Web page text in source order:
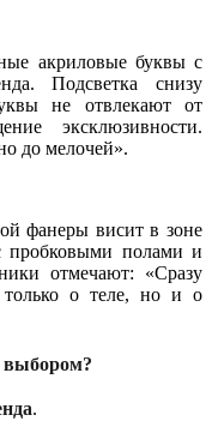
акриловые буквы с
Подсветка снизу
не отвлекают от
эксклюзивности.
до мелочей».
фанеры висит в зоне
пробковыми полами и
отмечают: «Сразу
только о теле, но и о
.